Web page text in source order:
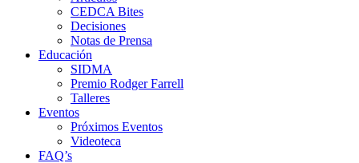
CEDCA Bites
Decisiones
Notas de Prensa
Educación
SIDMA
Premio Rodger Farrell
Talleres
Eventos
Próximos Eventos
Videoteca
FAQ’s